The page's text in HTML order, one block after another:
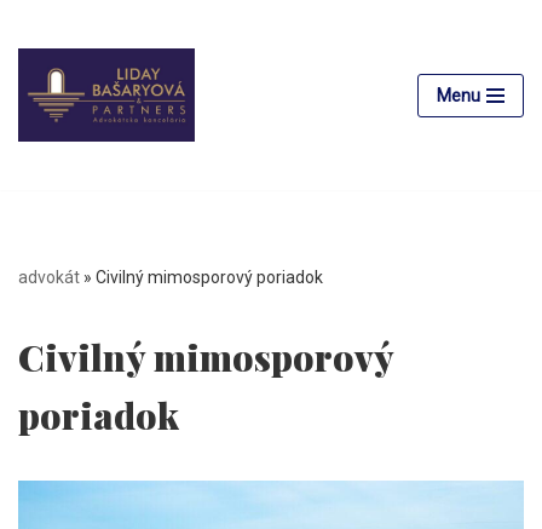
Preskočiť
na
obsah
Menu
advokát » Civilný mimosporový poriadok
Civilný mimosporový
poriadok